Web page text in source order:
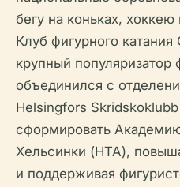
бегу на коньках,
Клуб фигурного
крупный популяризатор
объединился с
Helsingfors
сформировать
Хельсинки (HTA),
и поддерживая